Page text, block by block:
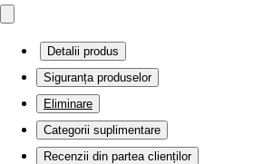
Detalii produs
Siguranța produselor
Eliminare
Categorii suplimentare
Recenzii din partea clienților